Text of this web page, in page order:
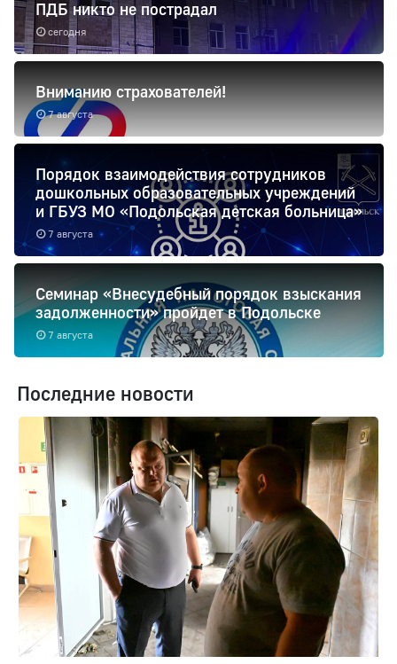
сегодня
ПДБ никто не пострадал
7 августа
Вниманию страхователей!
7 августа
Порядок взаимодействия сотрудников
дошкольных образовательных учреждений
и ГБУЗ МО «Подольская детская больница»
7 августа
Семинар «Внесудебный порядок взыскания
задолженности» пройдет в Подольске
Последние новости